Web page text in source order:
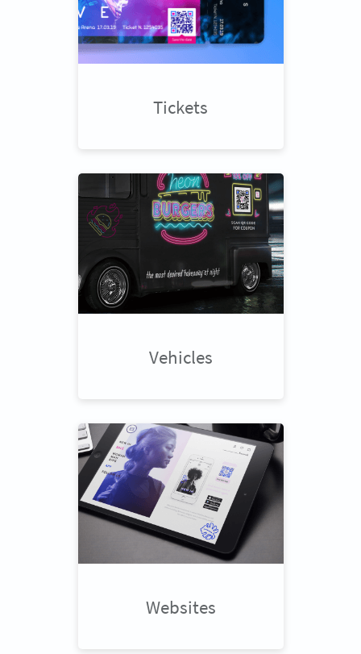
Tickets
Vehicles
Websites